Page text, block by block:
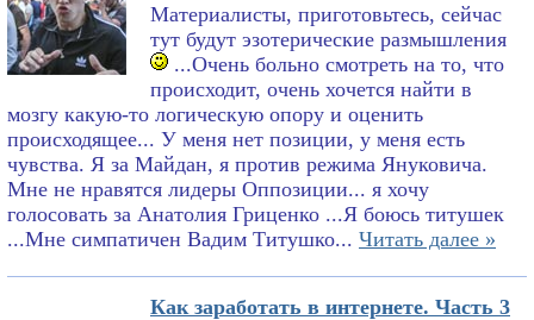
Материалисты, приготовьтесь, сейчас
тут будут эзотерические размышления
...Очень больно смотреть на то, что
происходит, очень хочется найти в
мозгу какую-то логическую опору и оценить
происходящее... У меня нет позиции, у меня есть
чувства. Я за Майдан, я против режима Януковича.
Мне не нравятся лидеры Оппозиции... я хочу
голосовать за Анатолия Гриценко ...Я боюсь титушек
...Мне симпатичен Вадим Титушко... Читать далее »
Как заработать в интернете. Часть 3